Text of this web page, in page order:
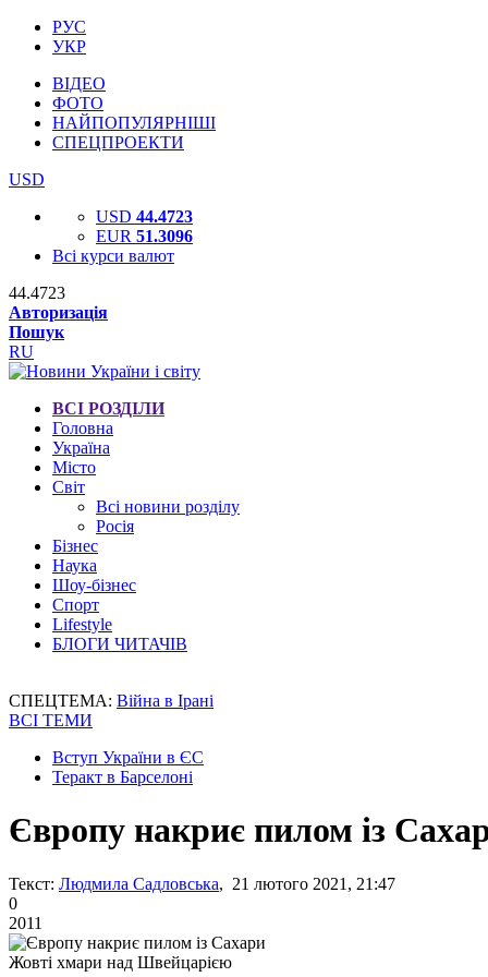
РУС
УКР
ВІДЕО
ФОТО
НАЙПОПУЛЯРНІШІ
СПЕЦПРОЕКТИ
USD
USD 44.4723
EUR 51.3096
Всі курси валют
44.4723
Авторизація
Пошук
RU
ВСІ РОЗДІЛИ
Головна
Україна
Місто
Світ
Всі новини розділу
Росія
Бізнес
Наука
Шоу-бізнес
Спорт
Lifestyle
БЛОГИ ЧИТАЧІВ
СПЕЦТЕМА: Війна в Ірані
ВСІ ТЕМИ
Вступ України в ЄС
Теракт в Барселоні
Європу накриє пилом із
Текст: Людмила Садловська, 21 лютого 2021, 21:47
0
2011
Жовті хмари над Швейцарією